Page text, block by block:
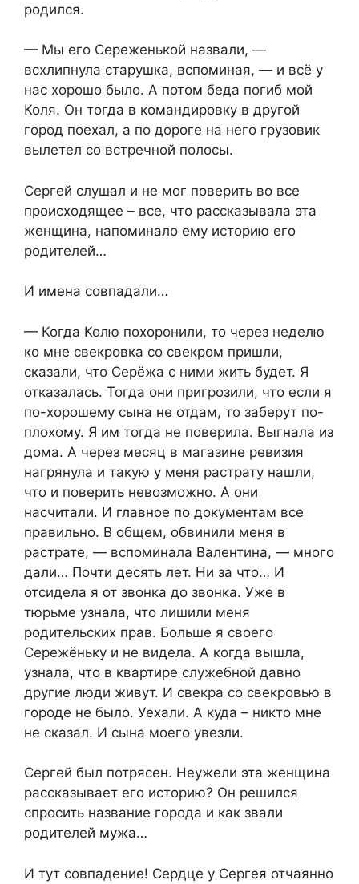
родился.
— Мы его Сереженькой назвали, —
всхлипнула старушка, вспоминая, — и всё у
нас хорошо было. А потом беда погиб мой
Коля. Он тогда в командировку в другой
город поехал, а по дороге на него грузовик
вылетел со встречной полосы.
Сергей слушал и не мог поверить во все
происходящее – все, что рассказывала эта
женщина, напоминало ему историю его
родителей…
И имена совпадали…
— Когда Колю похоронили, то через неделю
ко мне свекровка со свекром пришли,
сказали, что Серёжа с ними жить будет. Я
отказалась. Тогда они пригрозили, что если я
по-хорошему сына не отдам, то заберут по-
плохому. Я им тогда не поверила. Выгнала из
дома. А через месяц в магазине ревизия
нагрянула и такую у меня растрату нашли,
что и поверить невозможно. А они
насчитали. И главное по документам все
правильно. В общем, обвинили меня в
растрате, — вспоминала Валентина, — много
дали… Почти десять лет. Ни за что… И
отсидела я от звонка до звонка. Уже в
тюрьме узнала, что лишили меня
родительских прав. Больше я своего
Сережёньку и не видела. А когда вышла,
узнала, что в квартире служебной давно
другие люди живут. И свекра со свекровью в
городе не было. Уехали. А куда – никто мне
не сказал. И сына моего увезли.
Сергей был потрясен. Неужели эта женщина
рассказывает его историю? Он решился
спросить название города и как звали
родителей мужа…
И тут совпадение! Сердце у Сергея отчаянно